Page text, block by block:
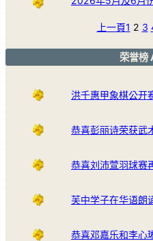
上一頁1 2 3
荣誉榜
洪千惠甲象棋公开
恭喜彭丽诗荣获武
恭喜刘沛萱羽球赛
芙中学子在华语朗
恭喜邓嘉乐和李心